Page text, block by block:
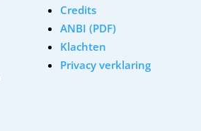
Credits
ANBI (PDF)
Klachten
Privacy verklaring